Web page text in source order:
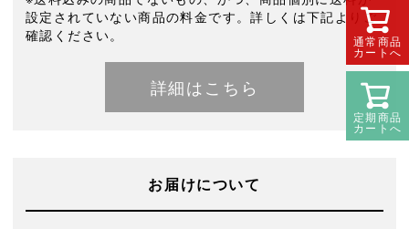
通常商品
カートへ
定期商品
カートへ
設定されていない商品の料金です。詳しくは下記よりご
確認ください。
詳細はこちら
お届けについて